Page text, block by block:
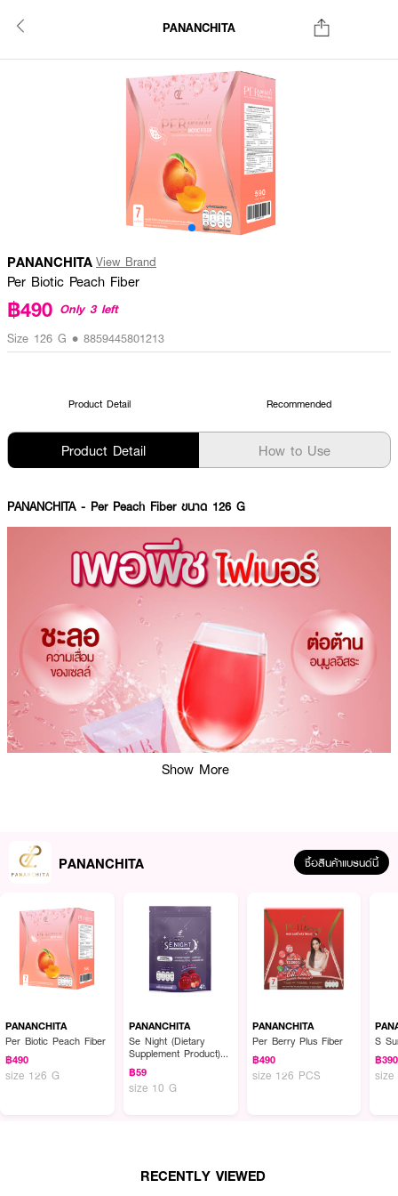
PANANCHITA
PANANCHITA View Brand
Per Biotic Peach Fiber
฿490 Only 3 left
Size 126 G • 8859445801213
Product Detail Recommended
Product Detail How to Use
PANANCHITA- Per Peach Fiber ขนาด 126 G
ผลลัพธ์ที่ได้ :
ท้องผูกบ่อย ขับถ่ายยาก ระบบลำไส้ไม่ดี
ลดความเสี่ยงต่อโรคต่างๆ สายอาหารปิ้งย่าง อาหารทอด/อาหารมัน
•ช่วยปรับสมดุลร่างกายให้ร่างกายแข็งแรง
Show More
PANANCHITA ซื้อสินค้าแบรนด์นี้
PANANCHITA
Per Biotic Peach Fiber
฿490
size 126 G
PANANCHITA
Se Night (Dietary
Supplement Product)
Pananchita Brand
฿59
size 10 G
PANANCHITA
Per Berry Plus Fiber
฿490
size 126 PCS
S
฿390
size
RECENTLY VIEWED